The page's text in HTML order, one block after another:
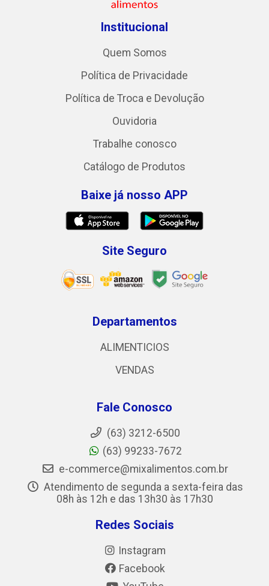
Institucional
Quem Somos
Política de Privacidade
Política de Troca e Devolução
Ouvidoria
Trabalhe conosco
Catálogo de Produtos
Baixe já nosso APP
Site Seguro
Departamentos
ALIMENTICIOS
VENDAS
Fale Conosco
(63) 3212-6500
(63) 99233-7672
e-commerce@mixalimentos.com.br
Atendimento de segunda a sexta-feira das
08h às 12h e das 13h30 às 17h30
Redes Sociais
Instagram
Facebook